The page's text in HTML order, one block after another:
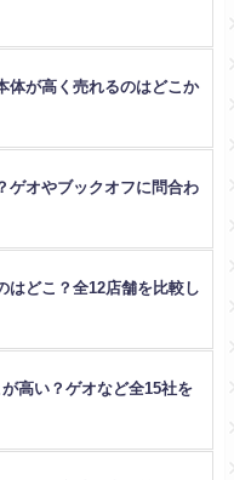
体が高く売れるのはどこか
ゲオやブックオフに問合わ
はどこ？全12店舗を比較し
高い？ゲオなど全15社を